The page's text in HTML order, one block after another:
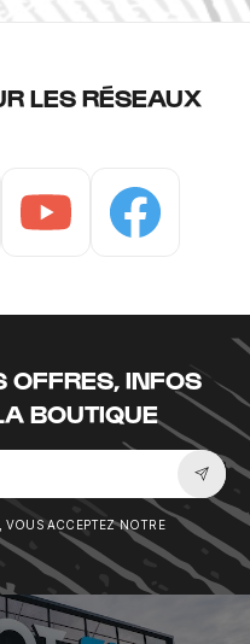
LES RÉSEAUX
OFFRES, INFOS
BOUTIQUE
VOUS ACCEPTEZ NOTRE